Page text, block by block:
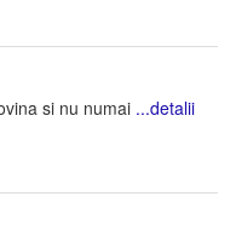
si nu numai ...detalii